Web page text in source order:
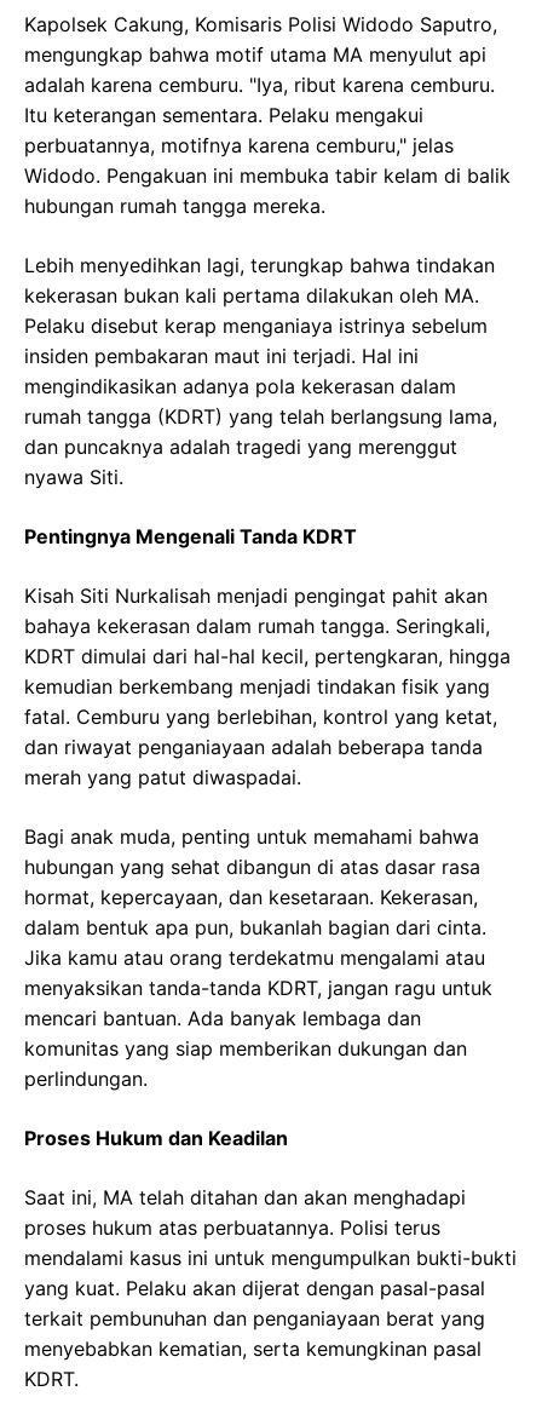
Kapolsek Cakung, Komisaris Polisi Widodo Saputro,
mengungkap bahwa motif utama MA menyulut api
adalah karena cemburu. "Iya, ribut karena cemburu.
Itu keterangan sementara. Pelaku mengakui
perbuatannya, motifnya karena cemburu," jelas
Widodo. Pengakuan ini membuka tabir kelam di balik
hubungan rumah tangga mereka.
Lebih menyedihkan lagi, terungkap bahwa tindakan
kekerasan bukan kali pertama dilakukan oleh MA.
Pelaku disebut kerap menganiaya istrinya sebelum
insiden pembakaran maut ini terjadi. Hal ini
mengindikasikan adanya pola kekerasan dalam
rumah tangga (KDRT) yang telah berlangsung lama,
dan puncaknya adalah tragedi yang merenggut
nyawa Siti.
Pentingnya Mengenali Tanda KDRT
Kisah Siti Nurkalisah menjadi pengingat pahit akan
bahaya kekerasan dalam rumah tangga. Seringkali,
KDRT dimulai dari hal-hal kecil, pertengkaran, hingga
kemudian berkembang menjadi tindakan fisik yang
fatal. Cemburu yang berlebihan, kontrol yang ketat,
dan riwayat penganiayaan adalah beberapa tanda
merah yang patut diwaspadai.
Bagi anak muda, penting untuk memahami bahwa
hubungan yang sehat dibangun di atas dasar rasa
hormat, kepercayaan, dan kesetaraan. Kekerasan,
dalam bentuk apa pun, bukanlah bagian dari cinta.
Jika kamu atau orang terdekatmu mengalami atau
menyaksikan tanda-tanda KDRT, jangan ragu untuk
mencari bantuan. Ada banyak lembaga dan
komunitas yang siap memberikan dukungan dan
perlindungan.
Proses Hukum dan Keadilan
Saat ini, MA telah ditahan dan akan menghadapi
proses hukum atas perbuatannya. Polisi terus
mendalami kasus ini untuk mengumpulkan bukti-bukti
yang kuat. Pelaku akan dijerat dengan pasal-pasal
terkait pembunuhan dan penganiayaan berat yang
menyebabkan kematian, serta kemungkinan pasal
KDRT.